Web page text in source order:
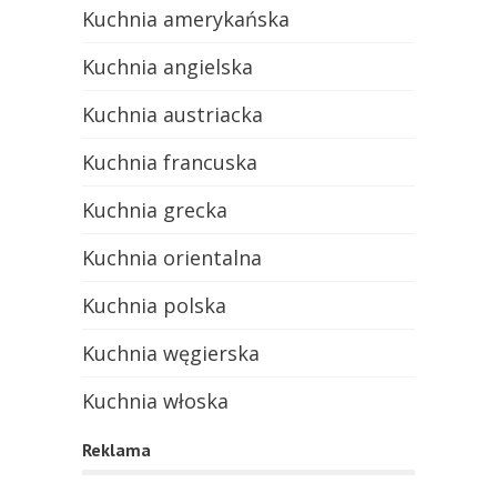
Kuchnia amerykańska
Kuchnia angielska
Kuchnia austriacka
Kuchnia francuska
Kuchnia grecka
Kuchnia orientalna
Kuchnia polska
Kuchnia węgierska
Kuchnia włoska
Reklama